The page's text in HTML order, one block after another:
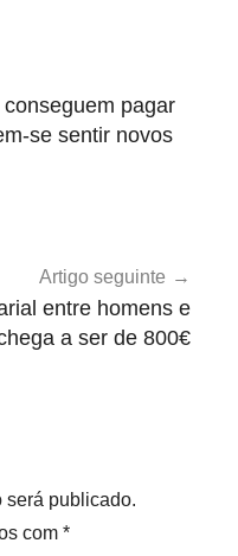
pagar
se sentir novos
Artigo seguinte
entre homens e
a ser de 800€
será publicado.
com *